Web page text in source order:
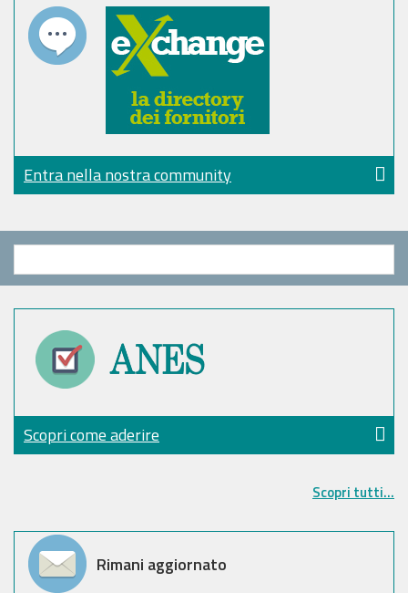
Entra nella nostra community
Scopri come aderire
Scopri tutti...
Rimani aggiornato